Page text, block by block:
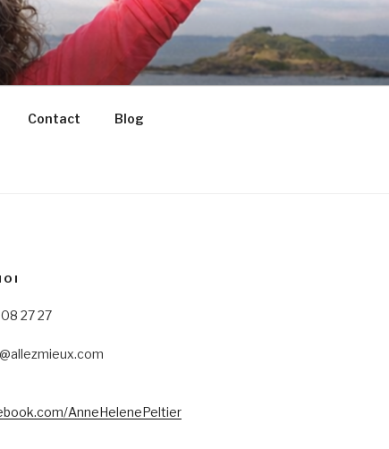
Contact Blog
27 27
AnneHelenePeltier